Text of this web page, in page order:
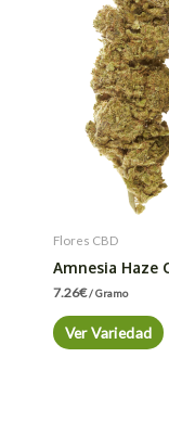
Flores CBD
Amnesia Haze
7.26€/ Gramo
Ver Variedad